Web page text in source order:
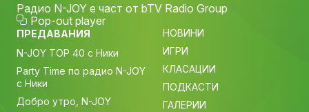
Радио N-JOY е част от bTV Radio Group
Pop-out player
ПРЕДАВАНИЯ
N-JOY TOP 40 с Ники
Party Time по радио N-JOY
с Ники
Добро утро, N-JOY
НОВИНИ
ИГРИ
КЛАСАЦИИ
ПОДКАСТИ
ГАЛЕРИИ